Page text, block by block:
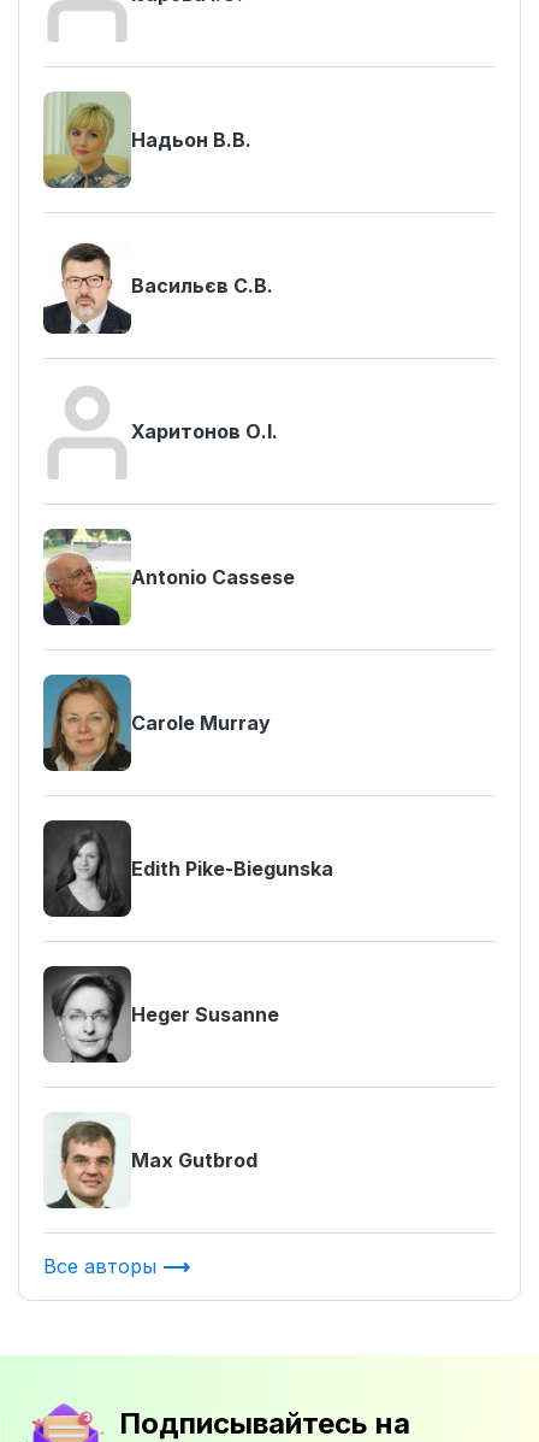
Надьон В.В.
Васильєв С.В.
Харитонов О.І.
Antonio Cassese
Carole Murray
Edith Pike-Biegunska
Heger Susanne
Max Gutbrod
Все авторы
Подписывайтесь на